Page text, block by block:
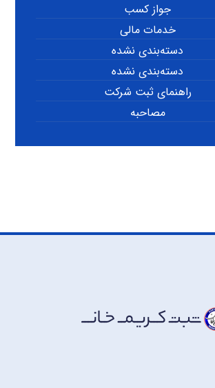
جواز کسب
خدمات مالی
دسته‌بندی نشده
دسته‌بندی نشده
راهنمای ثبت شرکت
مصاحبه